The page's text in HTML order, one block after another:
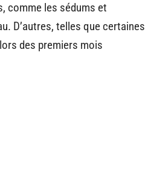
comme les sédums et
D’autres, telles que certaines
des premiers mois